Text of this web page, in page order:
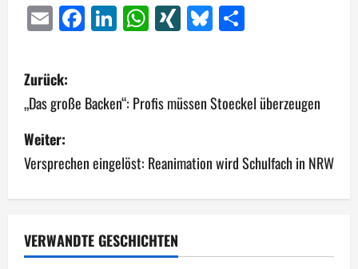
EmailFacebook
LinkedIn
WhatsApp
XINGBluesky
B
e
i
t
r
a
Zurück:
„Das große Backen“: Profis müssen Stoeckel überzeugen
Weiter:
Versprechen eingelöst: Reanimation wird Schulfach in NRW
VERWANDTE GESCHICHTEN